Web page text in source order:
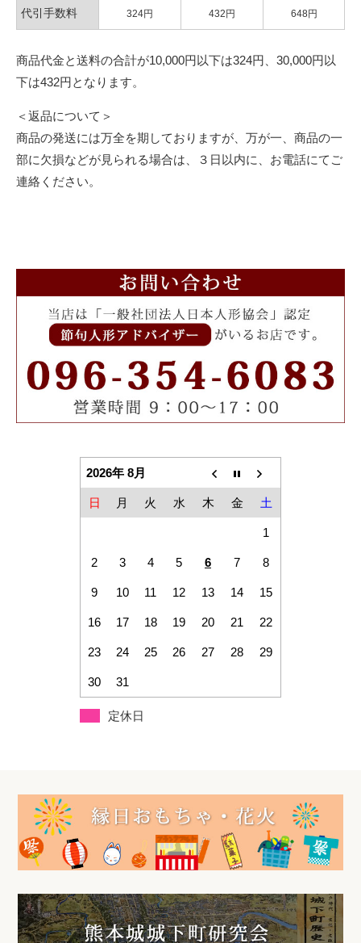
代引手数料 324円 432円 648円
商品代金と送料の合計が10,000円以下は324円、30,000円以
下は432円となります。
＜返品について＞
商品の発送には万全を期しておりますが、万が一、商品の一
部に欠損などが見られる場合は、３日以内に、お電話にてご
連絡ください。
2026年 8月
日 月 火 水 木 金 土
1
2 3 4 5 6 7 8
9 10 11 12 13 14 15
16 17 18 19 20 21 22
23 24 25 26 27 28 29
30 31
定休日